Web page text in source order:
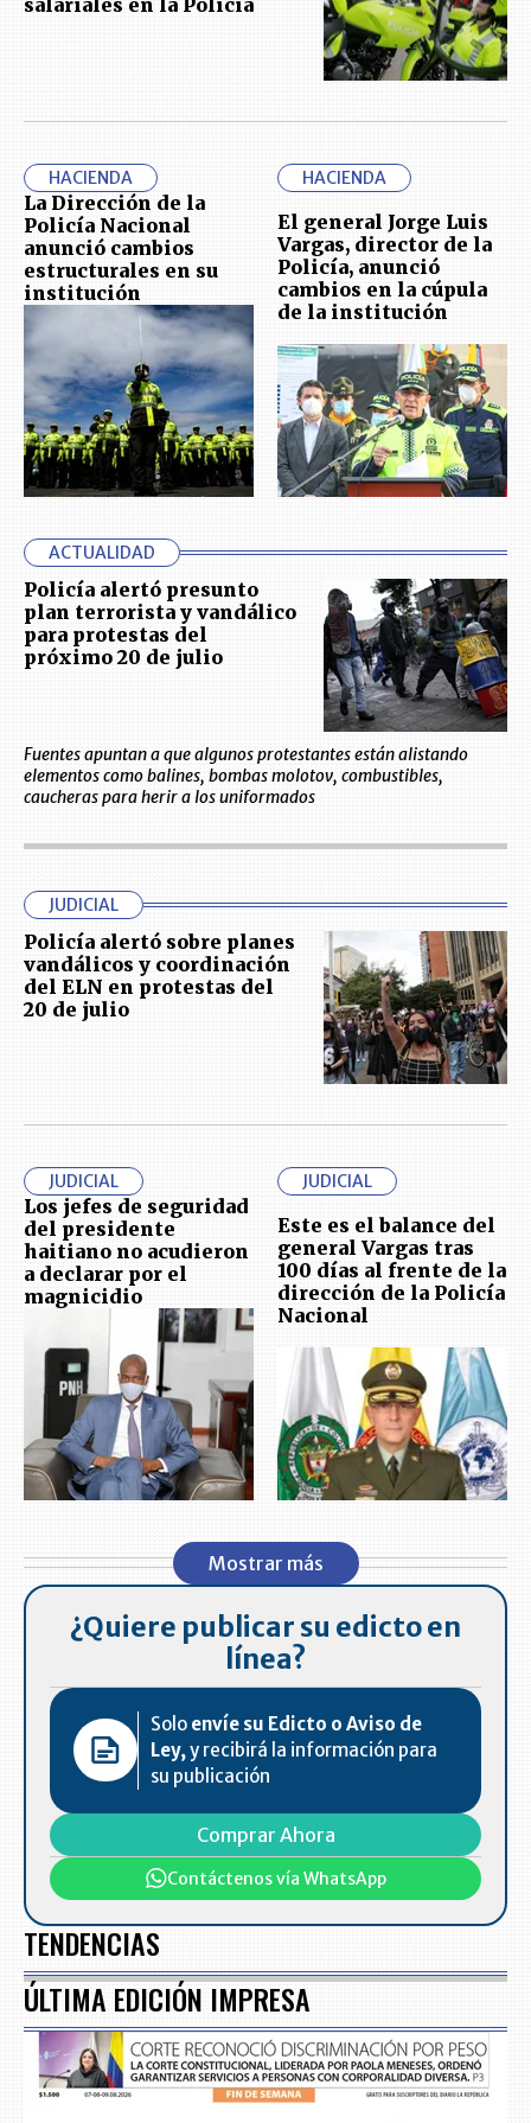
salariales en la Policía
HACIENDA
La Dirección de la
Policía Nacional
anunció cambios
estructurales en su
institución
HACIENDA
El general Jorge Luis
Vargas, director de la
Policía, anunció
cambios en la cúpula
de la institución
ACTUALIDAD
Policía alertó presunto
plan terrorista y vandálico
para protestas del
próximo 20 de julio
Fuentes apuntan a que algunos protestantes están alistando
elementos como balines, bombas molotov, combustibles,
caucheras para herir a los uniformados
JUDICIAL
Policía alertó sobre planes
vandálicos y coordinación
del ELN en protestas del
20 de julio
JUDICIAL
Los jefes de seguridad
del presidente
haitiano no acudieron
a declarar por el
magnicidio
JUDICIAL
Este es el balance del
general Vargas tras
100 días al frente de la
dirección de la Policía
Nacional
Mostrar más
¿Quiere publicar su edicto en
línea?
Solo envíe su Edicto o Aviso de
Ley,y recibirá la información para
su publicación
Comprar Ahora
Contáctenos vía WhatsApp
TENDENCIAS
ÚLTIMA EDICIÓN IMPRESA